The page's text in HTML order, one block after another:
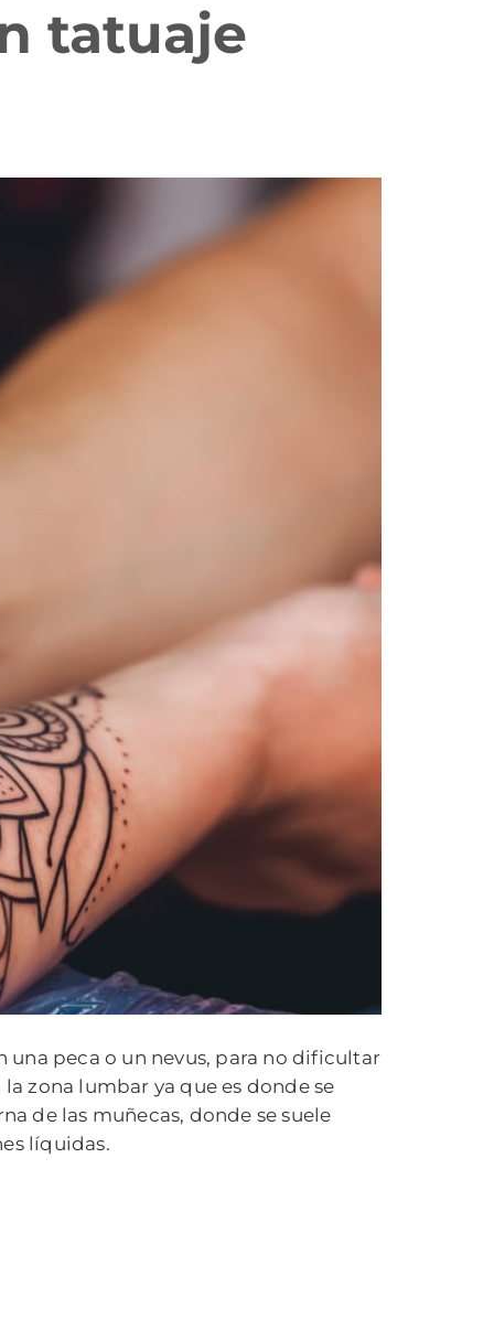
tatuaje
una peca o un nevus, para no dificultar
zona lumbar ya que es donde se
de las muñecas, donde se suele
líquidas.